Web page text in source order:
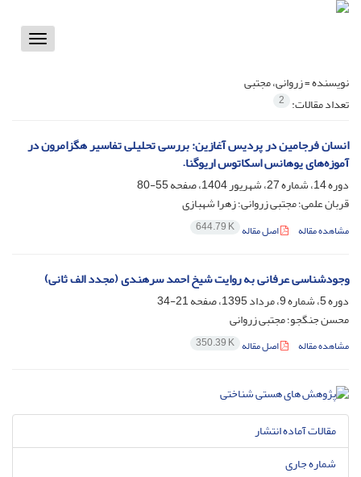
Toggle
نویسنده =زروانی، مجتبی
تعداد مقالات: 2
انسان فرجامین در پردیس آغازین: بررسی تحلیلی تفاسیر هگزامرون در
آموزه‌های یوهانس اسکاتوس اریوگنا.
دوره 14، شماره 27، شهریور 1404، صفحه
55-80
قربان علمی؛ مجتبی زروانی؛ زهرا شهبازی
مشاهده مقاله اصل مقاله 644.79 K
وجودشناسی عرفانی به روایت شیخ احمد سرهندی (مجدد الف ثانی)
دوره 5، شماره 9، مرداد 1395، صفحه
21-34
محسن جنگجو؛ مجتبی زروانی
مشاهده مقاله اصل مقاله 350.39 K
مقالات آماده انتشار
شماره جاری